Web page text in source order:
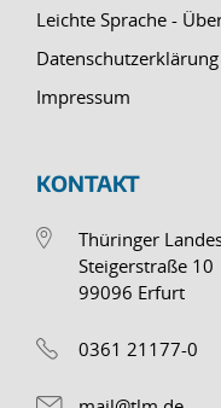
Leichte Sprache -
Datenschutzerklärung
Impressum
KONTAKT
Thüringer
Steigerstraße 10
99096 Erfurt
0361 21177-0